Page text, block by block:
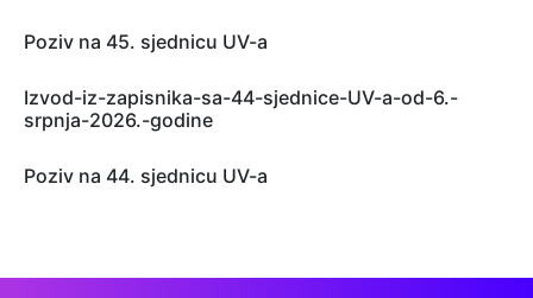
Poziv na 45. sjednicu UV-a
Izvod-iz-zapisnika-sa-44-sjednice-UV-a-od-6.-
srpnja-2026.-godine
Poziv na 44. sjednicu UV-a